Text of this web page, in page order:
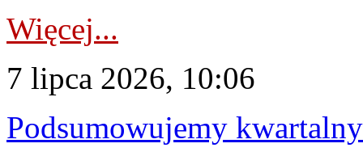
Więcej...
7 lipca 2026, 10:06
Podsumowujemy